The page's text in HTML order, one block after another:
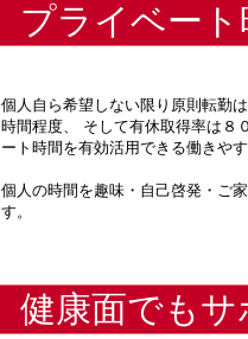
プライベート
個人自ら希望しない限り原則転勤
時間程度、 そして有休取得率は８
ート時間を有効活用できる働きやす
個人の時間を趣味・自己啓発・ご
す。
健康面でもサ